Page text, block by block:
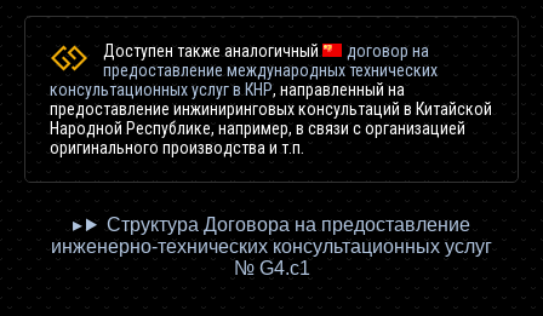
Доступен также аналогичный договорна
предоставление международных технических
консультационных услуг в КНР, направленный на
предоставление инжиниринговых консультаций в Китайской
Народной Республике, например, в связи с организацией
оригинального производства и т.п.
Структура Договора на предоставление
инженерно-технических консультационных услуг
№ G4.c1